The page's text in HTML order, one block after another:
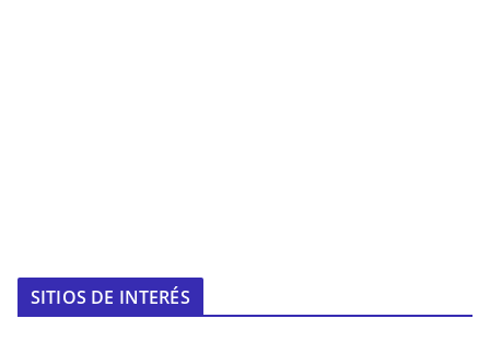
SITIOS DE INTERÉS